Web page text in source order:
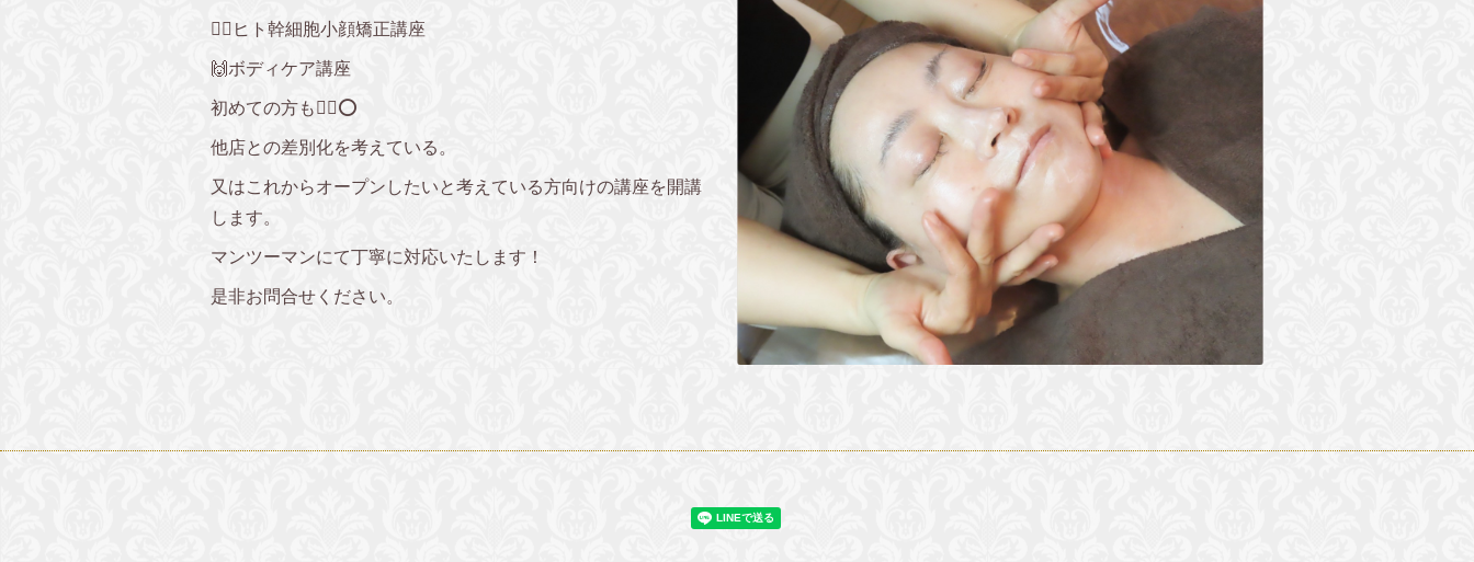
💆‍♀️ヒト幹細胞小顔矯正講座
🙌ボディケア講座
初めての方も🙆‍♀️⭕️
他店との差別化を考えている。
又はこれからオープンしたいと考えている方向けの講座を開講
します。
マンツーマンにて丁寧に対応いたします！
是非お問合せください。